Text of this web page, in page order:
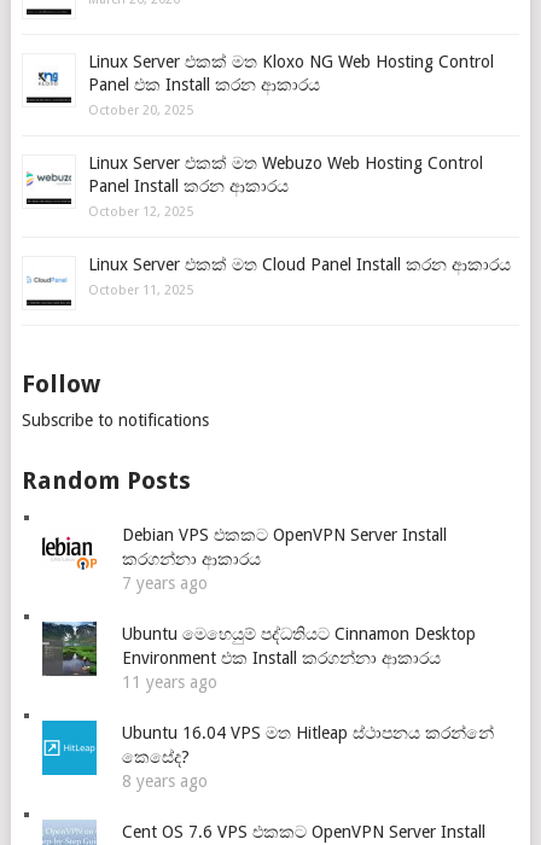
Linux Server එකක් මත Kloxo NG Web Hosting Control
Panel එක Install කරන ආකාරය
October 20, 2025
Linux Server එකක් මත Webuzo Web Hosting Control
Panel Install කරන ආකාරය
October 12, 2025
Linux Server එකක් මත Cloud Panel Install කරන ආකාරය
October 11, 2025
Follow
Subscribe to notifications
Random Posts
Debian VPS එකකට OpenVPN Server Install
කරගන්නා ආකාරය
7 years ago
Ubuntu මෙහෙයුම් පද්ධතියට Cinnamon Desktop
Environment එක Install කරගන්නා ආකාරය
11 years ago
Ubuntu 16.04 VPS මත Hitleap ස්ථාපනය කරන්නේ
කෙසේද?
8 years ago
Cent OS 7.6 VPS එකකට OpenVPN Server Install